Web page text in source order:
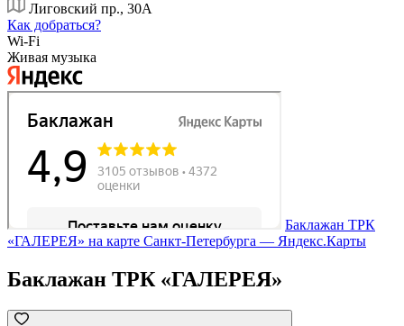
Лиговский пр., 30А
Как добраться?
Wi-Fi
Живая музыка
Баклажан ТРК
«ГАЛЕРЕЯ» на карте Санкт‑Петербурга — Яндекс.Карты
Баклажан ТРК «ГАЛЕРЕЯ»